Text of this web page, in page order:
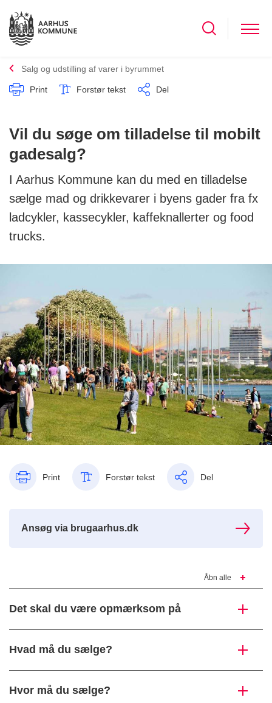
Salg og udstilling af varer i byrummet
Print Forstør tekst Del
Vil du søge om tilladelse til mobilt
gadesalg?
I Aarhus Kommune kan du med en tilladelse
sælge mad og drikkevarer i byens gader fra fx
ladcykler, kassecykler, kaffeknallerter og food
trucks.
Print Forstør tekst Del
Ansøg via brugaarhus.dk
Åbn alle
Det skal du være opmærksom på
Hvad må du sælge?
Hvor må du sælge?